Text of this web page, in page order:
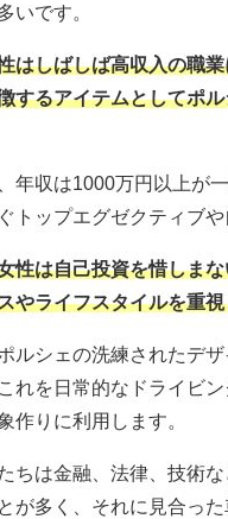
いです。
はしばしば高収入の職
するアイテムとしてポ
年収は1000万円以上が
トップエグゼクティブや
性は自己投資を惜しま
やライフスタイルを重
ルシェの洗練されたデ
れを日常的なドライビ
作りに利用します。
ちは金融、法律、技術
が多く、それに見合っ